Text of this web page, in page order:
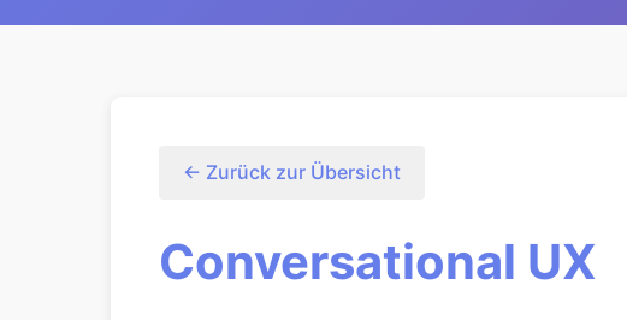
← Zurück zur Übersicht
Conversational UX